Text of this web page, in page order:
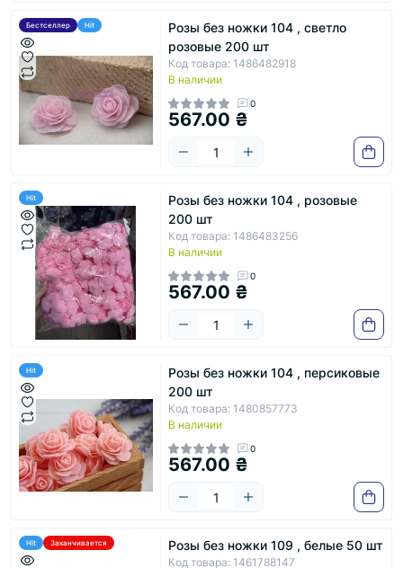
Бестселлер Hit
Розы без ножки 104 , светло
розовые 200 шт
Код товара: 1486482918
В наличии
0
567.00 ₴
Hit
Розы без ножки 104 , розовые
200 шт
Код товара: 1486483256
В наличии
0
567.00 ₴
Hit
Розы без ножки 104 , персиковые
200 шт
Код товара: 1480857773
В наличии
0
567.00 ₴
Hit Заканчивается Розы без ножки 109 , белые 50 шт
Код товара: 1461788147